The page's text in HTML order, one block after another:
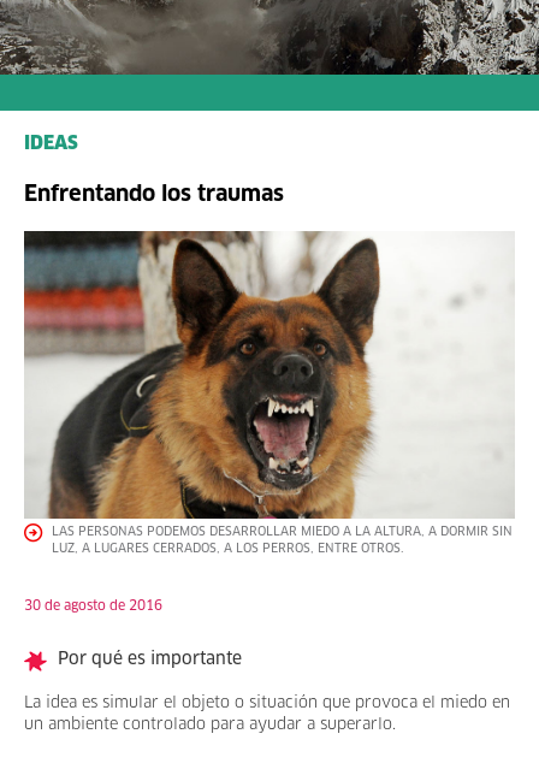
IDEAS
Enfrentando los traumas
LAS PERSONAS PODEMOS DESARROLLAR MIEDO A LA ALTURA, A DORMIR SIN
LUZ, A LUGARES CERRADOS, A LOS PERROS, ENTRE OTROS.
30 de agosto de 2016
Por qué es importante
La idea es simular el objeto o situación que provoca el miedo en
un ambiente controlado para ayudar a superarlo.